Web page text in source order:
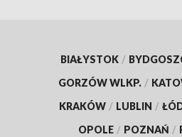
BIAŁYSTOK /
GORZÓW WLKP. /
KRAKÓW / LUBLIN /
OPOLE / POZNAŃ /